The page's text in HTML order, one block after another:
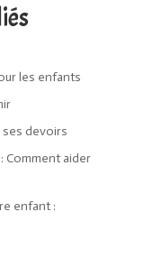
les enfants
devoirs
Comment aider
enfant :